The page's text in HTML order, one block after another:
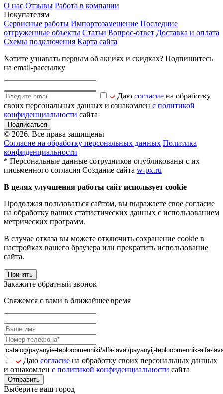
О нас Отзывы Работа в компании
Покупателям
Сервисные работы Импортозамещение Последние
отгруженные объекты Статьи Вопрос-ответ Доставка и оплата
Схемы подключения Карта сайта
Хотите узнавать первым об акциях и скидках? Подпишитесь
на email-рассылку
Даю согласие на обработку
своих персональных данных и ознакомлен с политикой
конфиденциальности сайта
Подписаться
© 2026. Все права защищены
Согласие на обработку персональных данных Политика
конфиденциальности
* Персональные данные сотрудников опубликованы с их
письменного согласия Создание сайта w-px.ru
В целях улучшения работы сайт использует cookie
Продолжая пользоваться сайтом, вы выражаете свое согласие
на обработку ваших статистических данных с использованием
метрических программ.
В случае отказа вы можете отключить сохранение cookie в
настройках вашего браузера или прекратить использование
сайта.
Принять
Закажите обратный звонок
Свяжемся с вами в ближайшее время
Даю согласие на обработку своих персональных данных
и ознакомлен с политикой конфиденциальности сайта
Отправить
Выберите ваш город